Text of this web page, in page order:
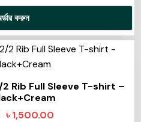
করুন
2 Rib Full Sleeve T-shirt –
৳1,500.00